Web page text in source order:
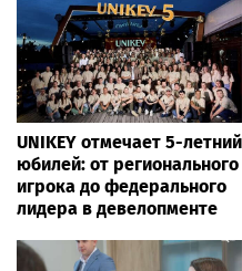
UNIKEY отмечает 5-летний
юбилей: от регионального
игрока до федерального
лидера в девелопменте